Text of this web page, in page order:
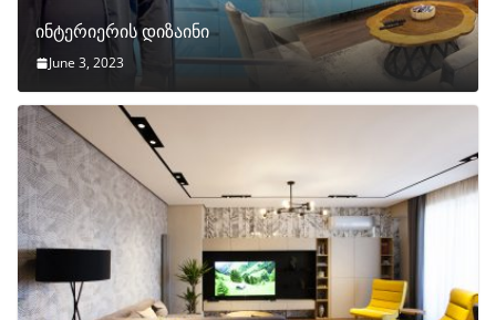
ინტერიერის დიზაინი
June 3, 2023